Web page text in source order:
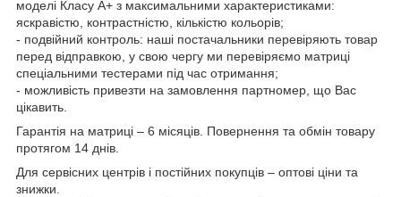
моделі Класу А+ з максимальними характеристиками:
яскравістю, контрастністю, кількістю кольорів;
- подвійний контроль: наші постачальники перевіряють товар
перед відправкою, у свою чергу ми перевіряємо матриці
спеціальними тестерами під час отримання;
- можливість привезти на замовлення партномер, що Вас
цікавить.
Гарантія на матриці – 6 місяців. Повернення та обмін товару
протягом 14 днів.
Для сервісних центрів і постійних покупців – оптові ціни та
знижки.